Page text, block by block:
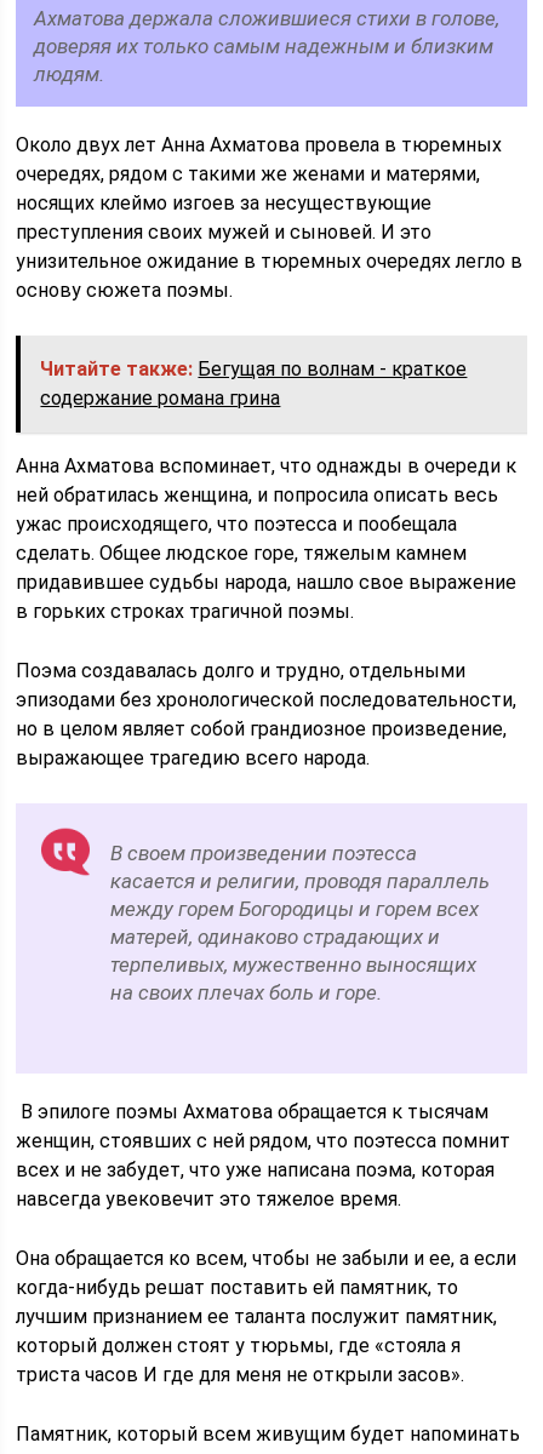
Ахматова держала сложившиеся стихи в голове,
доверяя их только самым надежным и близким
людям.
Около двух лет Анна Ахматова провела в тюремных
очередях, рядом с такими же женами и матерями,
носящих клеймо изгоев за несуществующие
преступления своих мужей и сыновей. И это
унизительное ожидание в тюремных очередях легло в
основу сюжета поэмы.
Читайте также: Бегущая по волнам - краткое
содержание романа грина
Анна Ахматова вспоминает, что однажды в очереди к
ней обратилась женщина, и попросила описать весь
ужас происходящего, что поэтесса и пообещала
сделать. Общее людское горе, тяжелым камнем
придавившее судьбы народа, нашло свое выражение
в горьких строках трагичной поэмы.
Поэма создавалась долго и трудно, отдельными
эпизодами без хронологической последовательности,
но в целом являет собой грандиозное произведение,
выражающее трагедию всего народа.
В своем произведении поэтесса
касается и религии, проводя параллель
между горем Богородицы и горем всех
матерей, одинаково страдающих и
терпеливых, мужественно выносящих
на своих плечах боль и горе.
В эпилоге поэмы Ахматова обращается к тысячам
женщин, стоявших с ней рядом, что поэтесса помнит
всех и не забудет, что уже написана поэма, которая
навсегда увековечит это тяжелое время.
Она обращается ко всем, чтобы не забыли и ее, а если
когда-нибудь решат поставить ей памятник, то
лучшим признанием ее таланта послужит памятник,
который должен стоят у тюрьмы, где «стояла я
триста часов И где для меня не открыли засов».
Памятник, который всем живущим будет напоминать